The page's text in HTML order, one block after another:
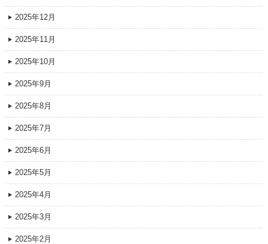
2025年12月
2025年11月
2025年10月
2025年9月
2025年8月
2025年7月
2025年6月
2025年5月
2025年4月
2025年3月
2025年2月